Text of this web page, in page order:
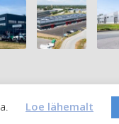
Loe lähemalt